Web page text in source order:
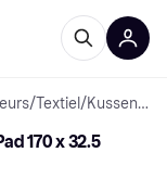
/Textiel / Kussens voor stoel
170 x 32.5